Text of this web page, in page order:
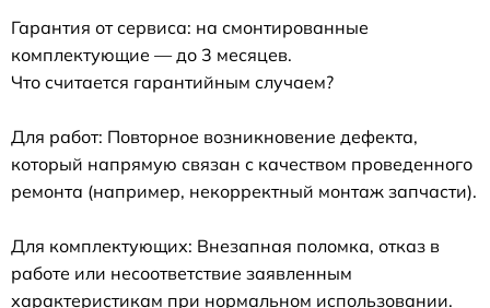
Гарантия от сервиса: на смонтированные
комплектующие — до 3 месяцев.
Что считается гарантийным случаем?
Для работ: Повторное возникновение дефекта,
который напрямую связан с качеством проведенного
ремонта (например, некорректный монтаж запчасти).
Для комплектующих: Внезапная поломка, отказ в
работе или несоответствие заявленным
характеристикам при нормальном использовании.